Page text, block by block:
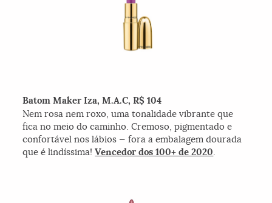
Batom Maker Iza, M.A.C, R$ 104
Nem rosa nem roxo, uma tonalidade vibrante que
fica no meio do caminho. Cremoso, pigmentado e
confortável nos lábios — fora a embalagem dourada
que é lindíssima!Vencedor dos 100+ de 2020